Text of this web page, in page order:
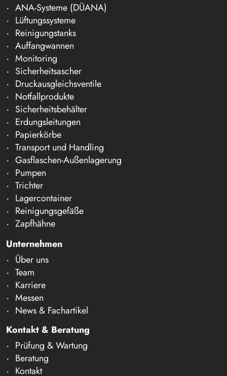
ANA-Systeme (DÜANA)
Lüftungssysteme
Reinigungstanks
Auffangwannen
Monitoring
Sicherheitsascher
Druckausgleichsventile
Notfallprodukte
Sicherheitsbehälter
Erdungsleitungen
Papierkörbe
Transport und Handling
Gasflaschen-Außenlagerung
Pumpen
Trichter
Lagercontainer
Reinigungsgefäße
Zapfhähne
Unternehmen
Über uns
Team
Karriere
Messen
News & Fachartikel
Kontakt & Beratung
Prüfung & Wartung
Beratung
Kontakt